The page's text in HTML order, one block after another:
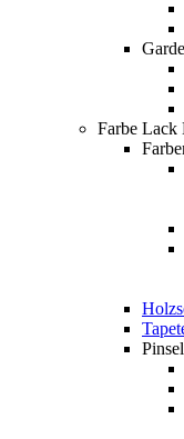
Farbe Lack